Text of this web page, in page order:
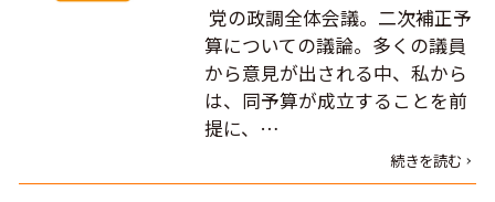
党の政調全体会議。二次補正予
算についての議論。多くの議員
から意見が出される中、私から
は、同予算が成立することを前
提に、…
続きを読む